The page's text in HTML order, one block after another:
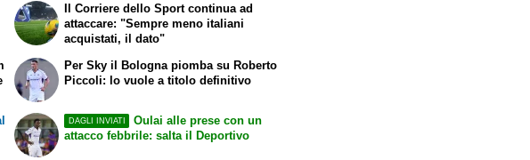
Il Corriere dello Sport continua ad
attaccare: "Sempre meno italiani
acquistati, il dato"
Per Sky il Bologna piomba su Roberto
Piccoli: lo vuole a titolo definitivo
DAGLI INVIATI
Oulai alle prese con un
attacco febbrile: salta il Deportivo